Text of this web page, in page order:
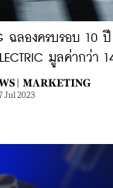
ฉลองครบรอบ 10
มูลค่ากว่า
| MARKETING
Jul 2023